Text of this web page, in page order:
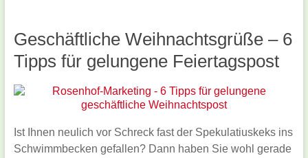
Geschäftliche Weihnachtsgrüße – 6
Tipps für gelungene Feiertagspost
Ist Ihnen neulich vor Schreck fast der Spekulatiuskeks ins
Schwimmbecken gefallen? Dann haben Sie wohl gerade